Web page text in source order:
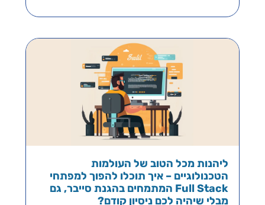
ליהנות מכל הטוב של העולמות
הטכנולוגיים – איך תוכלו להפוך למפתחי
Full Stack המתמחים בהגנת סייבר, גם
מבלי שיהיה לכם ניסיון קודם?